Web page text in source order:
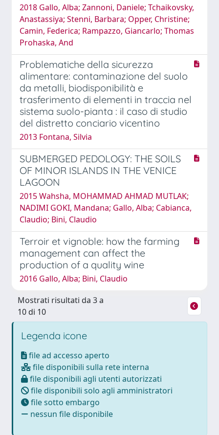
2018 Gallo, Alba; Zannoni, Daniele; Tchaikovsky,
Anastassiya; Stenni, Barbara; Opper, Christine;
Camin, Federica; Rampazzo, Giancarlo; Thomas
Prohaska, And
Problematiche della sicurezza
alimentare: contaminazione del suolo
da metalli, biodisponibilità e
trasferimento di elementi in traccia nel
sistema suolo-pianta : il caso di studio
del distretto conciario vicentino
2013 Fontana, Silvia
SUBMERGED PEDOLOGY: THE SOILS
OF MINOR ISLANDS IN THE VENICE
LAGOON
2015 Wahsha, MOHAMMAD AHMAD MUTLAK;
NADIMI GOKI, Mandana; Gallo, Alba; Cabianca,
Claudio; Bini, Claudio
Terroir et vignoble: how the farming
management can affect the
production of a quality wine
2016 Gallo, Alba; Bini, Claudio
Mostrati risultati da 3 a
10 di 10
Legenda icone
file ad accesso aperto
file disponibili sulla rete interna
file disponibili agli utenti autorizzati
file disponibili solo agli amministratori
file sotto embargo
nessun file disponibile